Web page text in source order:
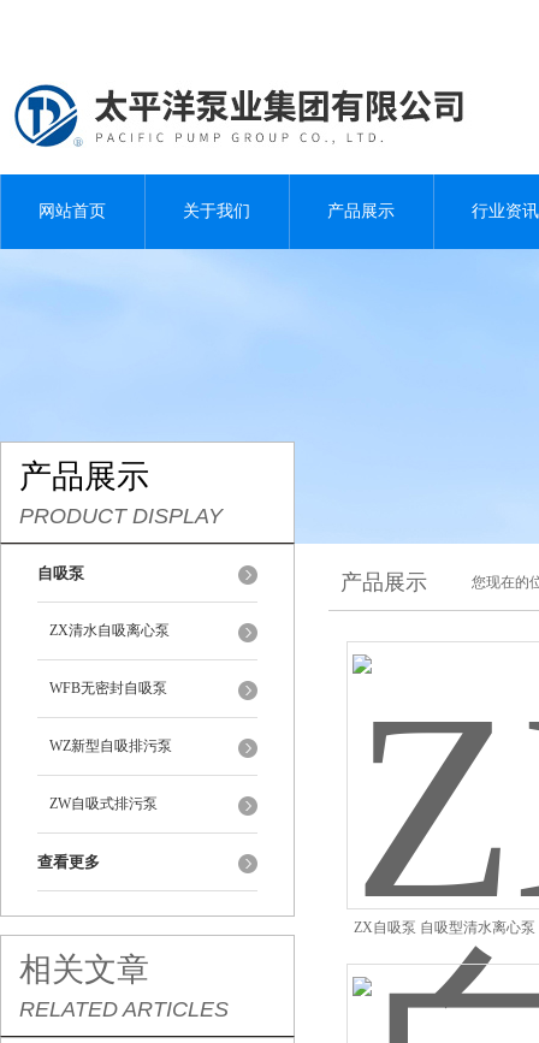
网站首页 关于我们 产品展示 行业资讯
产品展示
PRODUCT DISPLAY
自吸泵
ZX清水自吸离心泵
WFB无密封自吸泵
WZ新型自吸排污泵
ZW自吸式排污泵
查看更多
相关文章
RELATED ARTICLES
产品展示 您现在的
ZX自吸泵 自吸型清水离心